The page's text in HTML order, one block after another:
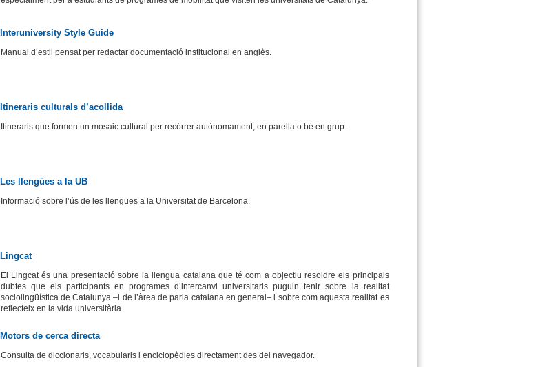
Interuniversity Style Guide
Manual d’estil pensat per redactar documentació institucional en anglès.
Itineraris culturals d’acollida
Itineraris que formen un mosaic cultural per recórrer autònomament, en parella o bé en grup.
Les llengües a la UB
Informació sobre l’ús de les llengües a la Universitat de Barcelona.
Lingcat
El Lingcat és una presentació sobre la llengua catalana que té com a objectiu resoldre els principals
dubtes que els participants en programes d’intercanvi universitaris puguin tenir sobre la realitat
sociolingüística de Catalunya –i de l’àrea de parla catalana en general– i sobre com aquesta realitat es
reflecteix en la vida universitària.
Motors de cerca directa
Consulta de diccionaris, vocabularis i enciclopèdies directament des del navegador.